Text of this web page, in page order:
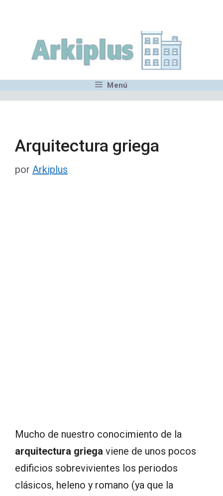
contenido
Menú
Arquitectura griega
por Arkiplus
Mucho de nuestro conocimiento de la
arquitectura griega viene de unos pocos
edificios sobrevivientes los periodos
clásicos, heleno y romano (ya que la